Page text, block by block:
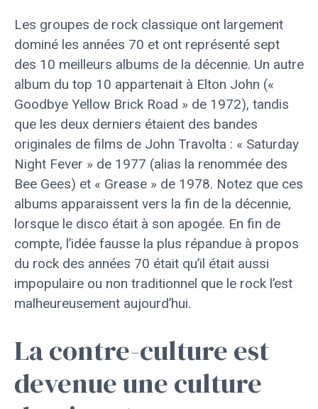
Les groupes de rock classique ont largement
dominé les années 70 et ont représenté sept
des 10 meilleurs albums de la décennie. Un autre
album du top 10 appartenait à Elton John («
Goodbye Yellow Brick Road » de 1972), tandis
que les deux derniers étaient des bandes
originales de films de John Travolta : « Saturday
Night Fever » de 1977 (alias la renommée des
Bee Gees) et « Grease » de 1978. Notez que ces
albums apparaissent vers la fin de la décennie,
lorsque le disco était à son apogée. En fin de
compte, l’idée fausse la plus répandue à propos
du rock des années 70 était qu’il était aussi
impopulaire ou non traditionnel que le rock l’est
malheureusement aujourd’hui.
La contre-culture est
devenue une culture